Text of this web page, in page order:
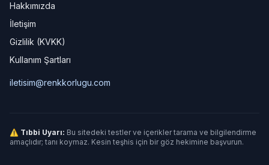
Hakkımızda
İletişim
Gizlilik (KVKK)
Kullanım Şartları
iletisim@renkkorlugu.com
⚠ Tıbbi Uyarı: Bu sitedeki testler ve içerikler tarama ve bilgilendirme
amaçlıdır; tanı koymaz. Kesin teşhis için bir göz hekimine başvurun.